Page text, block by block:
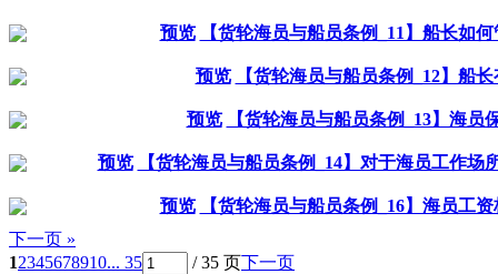
预览 【货轮海员与船员条例_11】船长如
预览 【货轮海员与船员条例_12】船
预览 【货轮海员与船员条例_13】海员
预览 【货轮海员与船员条例_14】对于海员工作
预览
【货轮海员与船员条例_16】海员工
下一页 »
12345678910... 35 / 35 页下一页